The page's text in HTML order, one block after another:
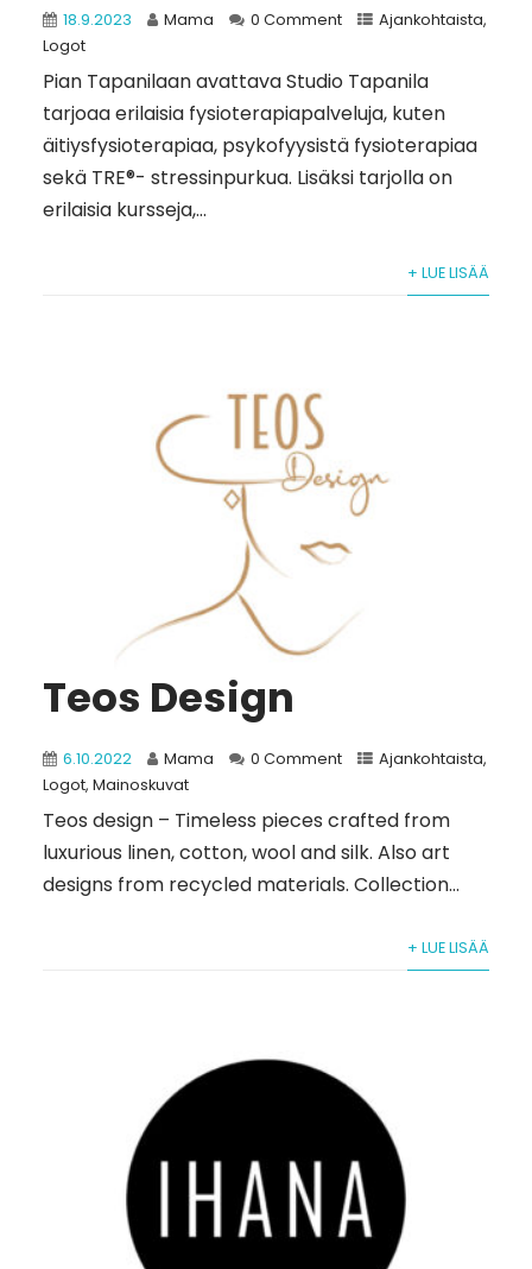
18.9.2023 Mama 0 Comment Ajankohtaista,
Logot
Pian Tapanilaan avattava Studio Tapanila
tarjoaa erilaisia fysioterapiapalveluja, kuten
äitiysfysioterapiaa, psykofyysistä fysioterapiaa
sekä TRE®- stressinpurkua. Lisäksi tarjolla on
erilaisia kursseja,...
+ LUE LISÄÄ
Teos Design
6.10.2022 Mama 0 Comment Ajankohtaista,
Logot, Mainoskuvat
Teos design – Timeless pieces crafted from
luxurious linen, cotton, wool and silk. Also art
designs from recycled materials. Collection...
+ LUE LISÄÄ